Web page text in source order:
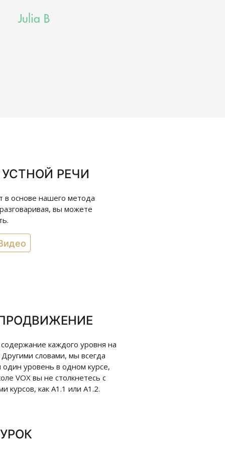
Julia B
РЕЧИ
в основе нашего метода
вы можете
каждого уровня на
Другими словами, мы всегда
один уровень в одном курсе,
VOX вы не столкнетесь с
курсов, как A1.1 или A1.2.